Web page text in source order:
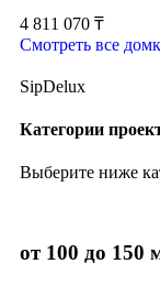
4 811 070 ₸
Смотреть все
SipDelux
Категории
Выберите ниже
от 100 до 150